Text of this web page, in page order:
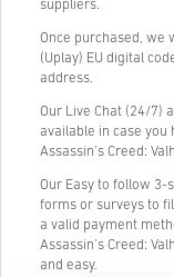
suppliers.
Once purchased, we
(Uplay) EU digital
address.
Our Live Chat (24/7)
available in case
Assassin’s Creed:
Our Easy to follow 3-
forms or surveys to
a valid payment
Assassin’s Creed:
and easy.